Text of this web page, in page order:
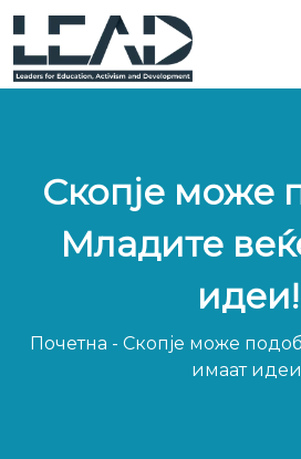
Скопје може
Младите
идеи!
Почетна - Скопје може
имаат